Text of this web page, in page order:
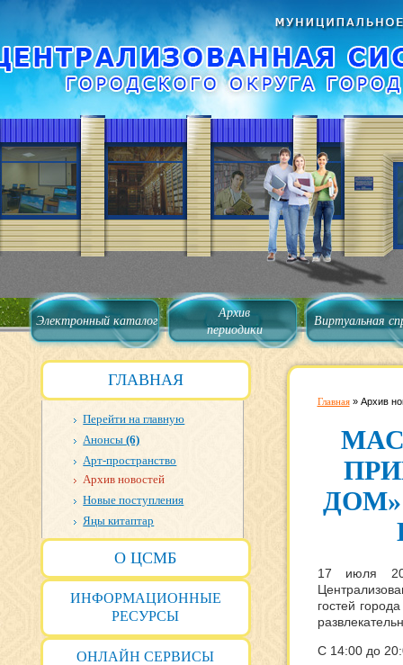
Электронный каталог
Архив
периодики
Виртуальная
ГЛАВНАЯ
Перейти на главную
Анонсы(6)
Арт-пространство
Архив новостей
Новые поступления
Яңы китаптар
О ЦСМБ
ИНФОРМАЦИОННЫЕ
РЕСУРСЫ
ОНЛАЙН СЕРВИСЫ
Главная» Архив
17 июля
гостей
С 14:00 до